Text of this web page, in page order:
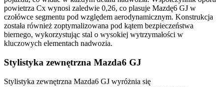
powietrza Cx wynosi zaledwie 0,26, co plasuje Mazdę6 GJ w
czołówce segmentu pod względem aerodynamicznym. Konstrukcja
została również zoptymalizowana pod kątem bezpieczeństwa
biernego, wykorzystując stal o wysokiej wytrzymałości w
kluczowych elementach nadwozia.
Stylistyka zewnętrzna Mazda6 GJ
Stylistyka zewnętrzna Mazda6 GJ wyróżnia się